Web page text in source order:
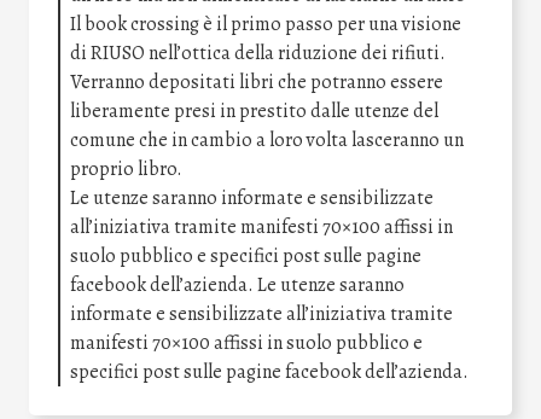
Il book crossing è il primo passo per una visione
di RIUSO nell’ottica della riduzione dei rifiuti.
Verranno depositati libri che potranno essere
liberamente presi in prestito dalle utenze del
comune che in cambio a loro volta lasceranno un
proprio libro.
Le utenze saranno informate e sensibilizzate
all’iniziativa tramite manifesti 70×100 affissi in
suolo pubblico e specifici post sulle pagine
facebook dell’azienda. Le utenze saranno
informate e sensibilizzate all’iniziativa tramite
manifesti 70×100 affissi in suolo pubblico e
specifici post sulle pagine facebook dell’azienda.